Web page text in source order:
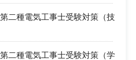
二種電気工事士受験対策（技
二種電気工事士受験対策（学